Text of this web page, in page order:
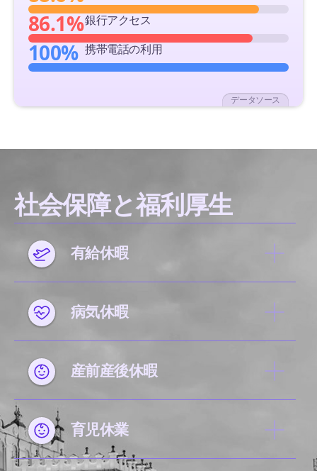
86.1%銀行アクセス
100% 携帯電話の利用
データソース
社会保障と福利厚生
有給休暇
病気休暇
産前産後休暇
育児休業